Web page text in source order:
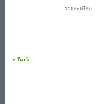
รายละเอียด
« Back